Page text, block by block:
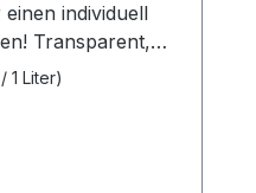
individuell
Transparent,
1 Liter)